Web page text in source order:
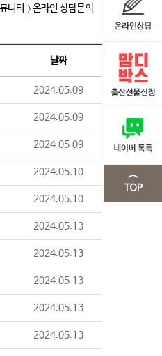
니티 온라인 상담문의
날짜
2024.05.09
2024.05.09
2024.05.09
2024.05.10
2024.05.10
2024.05.13
2024.05.13
2024.05.13
2024.05.13
2024.05.13